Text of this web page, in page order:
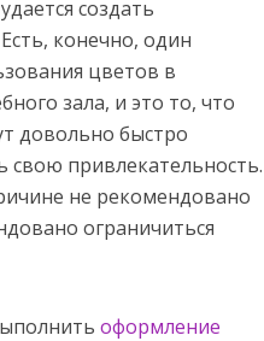
создать
Есть, конечно, один
цветов в
зала, и это то, что
довольно быстро
свою привлекательность.
не рекомендовано
ограничиться
оформление